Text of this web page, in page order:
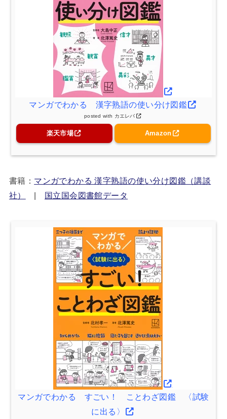
マンガでわかる 漢字熟語の使い分け図鑑
posted with カエレバ
楽天市場 Amazon
書籍： マンガでわかる 漢字熟語の使い分け図鑑（講談
社）
| 国立国会図書館データ
マンガでわかる すごい！ ことわざ図鑑 〈試験
に出る〉